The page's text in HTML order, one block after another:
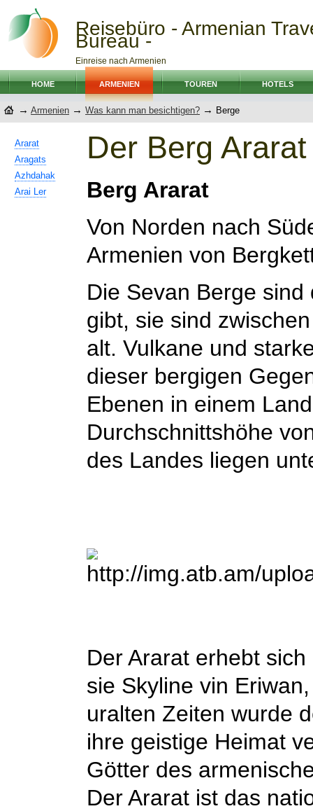
Reisebüro - Armenian
Bureau -
Einreise nach Armenien
HOME ARMENIEN TOUREN HOTELS
→ Armenien → Was kann man besichtigen? → Berge
Ararat
Aragats
Azhdahak
Arai Ler
Der Berg Ararat
Berg Ararat
Von Norden nach
Armenien von
Die Sevan Berge
gibt, sie sind
alt. Vulkane und
dieser bergigen
Ebenen in einem
Durchschnittshöhe
des Landes liegen
Der Ararat erhebt
sie Skyline vin
uralten Zeiten wurde
ihre geistige Heimat
Götter des
Der Ararat ist das